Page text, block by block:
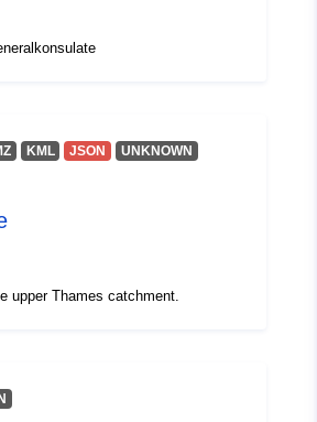
6.41, 51.51 ], [ 6.41, 49.49 ], [
KML JSON
UNKNOWN
upper Thames catchment.